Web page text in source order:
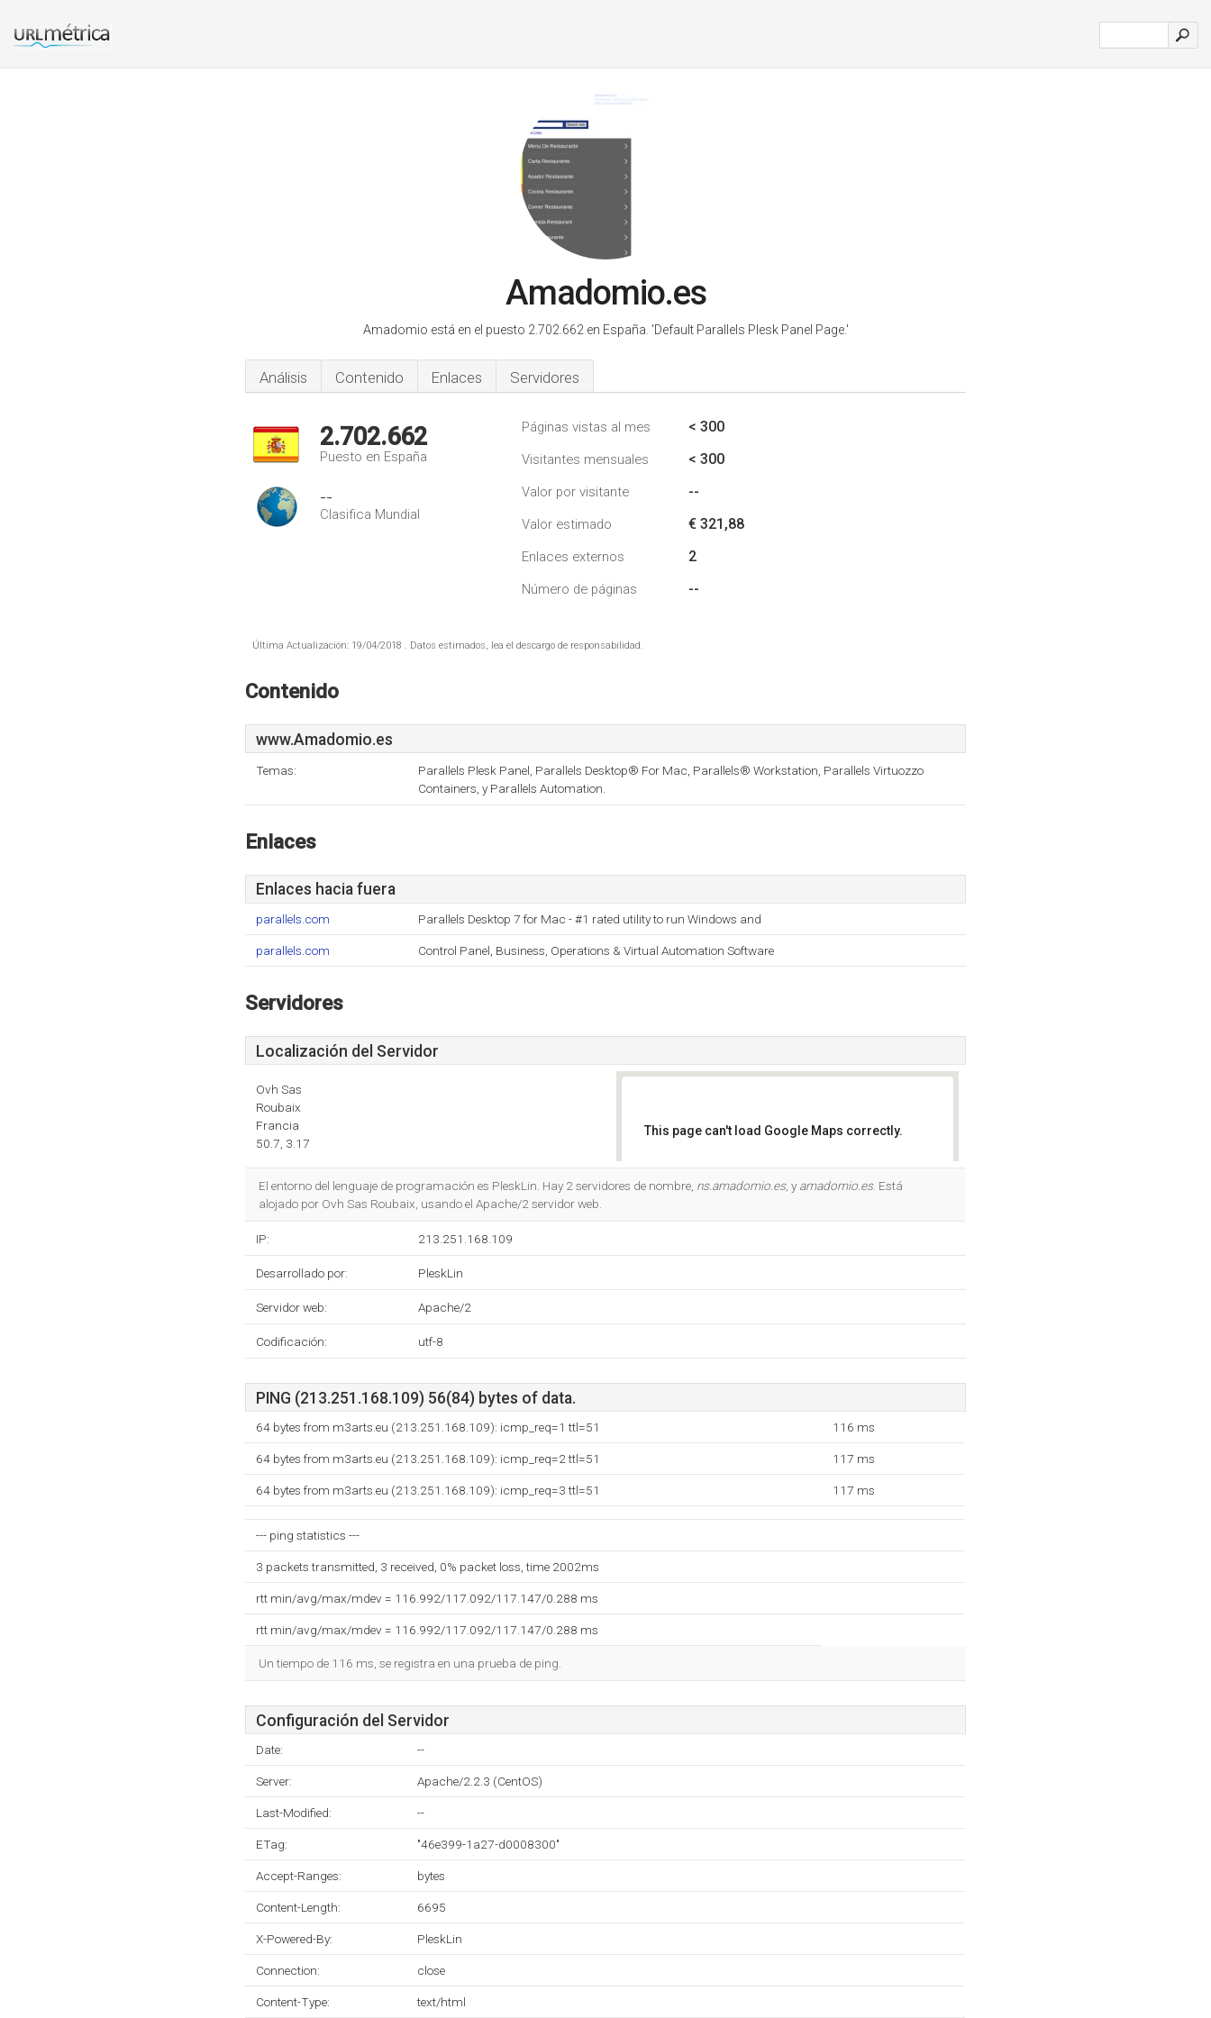
Amadomio.es
Amadomio está en el puesto 2.702.662 en España. 'Default Parallels Plesk Panel Page.'
Análisis Contenido Enlaces Servidores
2.702.662
Puesto en España
--
Clasifica Mundial
Páginas vistas al mes < 300
Visitantes mensuales < 300
Valor por visitante --
Valor estimado € 321,88
Enlaces externos 2
Número de páginas --
Última Actualización: 19/04/2018 . Datos estimados, lea el descargo de responsabilidad.
Contenido
www.Amadomio.es
Temas:
Parallels Plesk Panel, Parallels Desktop® For Mac, Parallels® Workstation, Parallels Virtuozzo
Containers, y Parallels Automation.
Enlaces
Enlaces hacia fuera
parallels.com Parallels Desktop 7 for Mac - #1 rated utility to run Windows and
parallels.com Control Panel, Business, Operations & Virtual Automation Software
Servidores
Localización del Servidor
Ovh Sas
Roubaix
Francia
50.7, 3.17
This page can't load Google Maps correctly.
El entorno del lenguaje de programación es PleskLin. Hay 2 servidores de nombre, ns.amadomio.es, y amadomio.es. Está
alojado por Ovh Sas Roubaix, usando el Apache/2 servidor web.
IP: 213.251.168.109
Desarrollado por: PleskLin
Servidor web: Apache/2
Codificación: utf-8
PING (213.251.168.109) 56(84) bytes of data.
64 bytes from m3arts.eu (213.251.168.109): icmp_req=1 ttl=51 116 ms
64 bytes from m3arts.eu (213.251.168.109): icmp_req=2 ttl=51 117 ms
64 bytes from m3arts.eu (213.251.168.109): icmp_req=3 ttl=51 117 ms
--- ping statistics ---
3 packets transmitted, 3 received, 0% packet loss, time 2002ms
rtt min/avg/max/mdev = 116.992/117.092/117.147/0.288 ms
rtt min/avg/max/mdev = 116.992/117.092/117.147/0.288 ms
Un tiempo de 116 ms, se registra en una prueba de ping.
Configuración del Servidor
Date: --
Server: Apache/2.2.3 (CentOS)
Last-Modified: --
ETag: "46e399-1a27-d0008300"
Accept-Ranges: bytes
Content-Length: 6695
X-Powered-By: PleskLin
Connection: close
Content-Type: text/html